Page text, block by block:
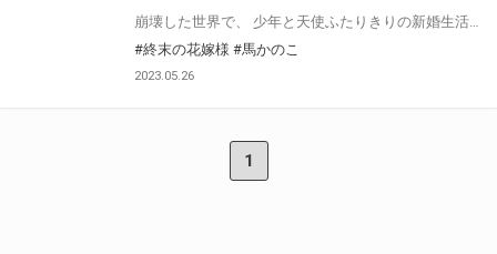
#終末の花嫁様 #馬かのこ
2023.05.26
1